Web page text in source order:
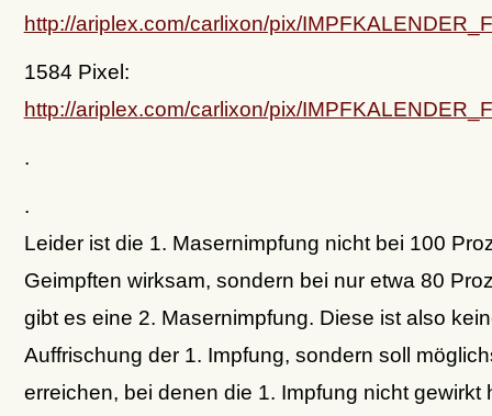
http://ariplex.com/carlixon/pix/
1584 Pixel:
http://ariplex.com/carlixon/pix/
.
.
Leider ist die 1. Masernimpfung nicht bei 100
Geimpften wirksam, sondern bei nur etwa 80
gibt es eine 2. Masernimpfung. Diese ist also
Auffrischung der 1. Impfung, sondern soll
erreichen, bei denen die 1. Impfung nicht gewirkt